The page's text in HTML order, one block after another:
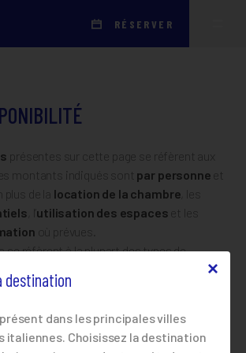
RÉSERVER
présentes sur cette page se réfèrent aux
montants indiqués sont par personne et
location de la chambre
utilisation des espaces et les
réfèrent à la plupart des types de
Les variations de prix
de chaque chambre
D’APERÇU POUR VOIR LA GALERIE
destination
dans les principales villes
italiennes. Choisissez la destination